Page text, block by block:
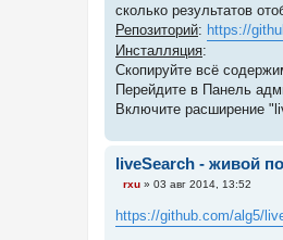
сколько результатов
Репозиторий: https://
Инсталляция:
Скопируйте всё
Перейдите в Панель
Включите расширение
liveSearch - живой
С
о
б
rxu » 03 авг 2014, 13:52
https://github.com/alg5/